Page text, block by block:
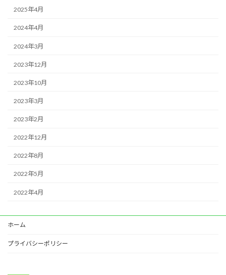
2025年4月
2024年4月
2024年3月
2023年12月
2023年10月
2023年3月
2023年2月
2022年12月
2022年8月
2022年5月
2022年4月
ホーム
プライバシーポリシー